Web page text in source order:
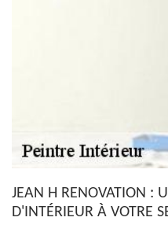
JEAN H RENOVATION :
D'INTÉRIEUR À VOTRE